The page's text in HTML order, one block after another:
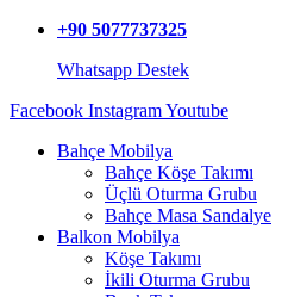
+90 5077737325
Whatsapp Destek
Facebook InstagramYoutube
Bahçe Mobilya
Bahçe Köşe Takımı
Üçlü Oturma Grubu
Bahçe Masa Sandalye
Balkon Mobilya
Köşe Takımı
İkili Oturma Grubu